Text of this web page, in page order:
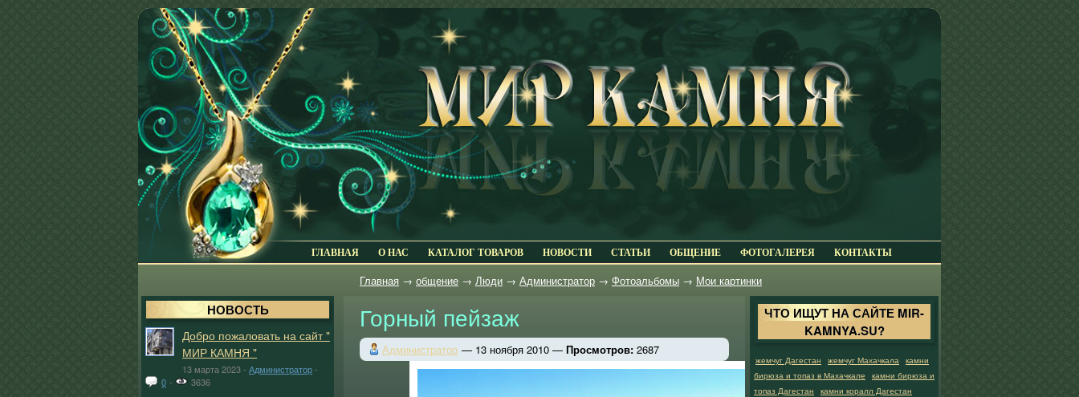
ГЛАВНАЯ О НАС КАТАЛОГ ТОВАРОВ НОВОСТИ СТАТЬИ ОБЩЕНИЕ ФОТОГАЛЕРЕЯ КОНТАКТЫ
Главная → общение → Люди → Администратор → Фотоальбомы → Мои картинки
НОВОСТЬ
Добро пожаловать на сайт "
МИР КАМНЯ "
13 марта 2023 - Администратор-
0 - 3636
Горный пейзаж
Администратор — 13 ноября 2010 — Просмотров: 2687
ЧТО ИЩУТ НА САЙТЕ MIR-
KAMNYA.SU?
жемчуг Дагестан жемчуг Махачкала камни
бирюза и топаз в Махачкале
камни бирюза и
топаз Дагестан
камни коралл Дагестан